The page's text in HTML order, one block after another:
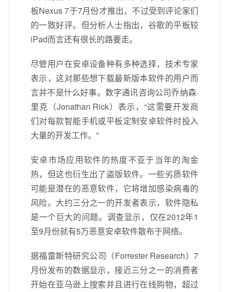
板Nexus 7于7月份才推出，不过受到评论家们
的一致好评。但分析人士指出，谷歌的平板较
iPad而言还有很长的路要走。
尽管用户在安卓设备种有多种选择，技术专家
表示，这对那些想下载最新版本软件的用户而
言并不是什么好事。数字通讯咨询公司乔纳森·
里克（Jonathan Rick）表示，“这需要开发商
们对每款智能手机或平板定制安卓软件时投入
大量的开发工作。”
安卓市场应用软件的热度不亚于当年的淘金
热，但这也衍生出了盗版软件。一些劣质软件
可能是潜在的恶意软件，它将增加感染病毒的
风险。大约三分之一的开发者表示，软件隐私
是一个巨大的问题。调查显示，仅在2012年1
至9月份就有5万恶意安卓软件散布于网络。
据福雷斯特研究公司（Forrester Research）7
月份发布的数据显示，接近三分之一的消费者
开始在亚马逊上搜索并且进行在线购物，超过